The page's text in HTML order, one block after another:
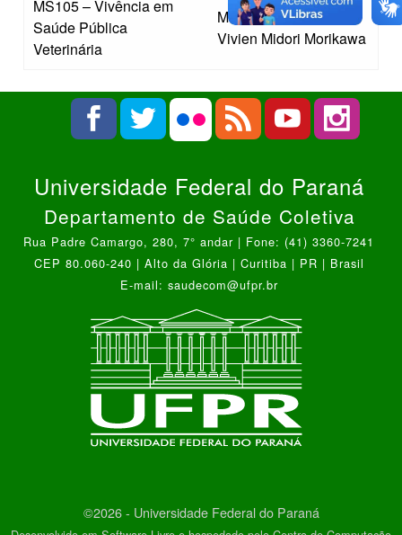
MS105 – Vivência em
Saúde Pública
Veterinária
Marcia Oliveira Lopes
Vivien Midori Morikawa
Universidade Federal do Paraná
Departamento de Saúde Coletiva
Rua Padre Camargo, 280, 7° andar | Fone: (41) 3360-7241
CEP 80.060-240 | Alto da Glória | Curitiba | PR | Brasil
E-mail: saudecom@ufpr.br
©2026 - Universidade Federal do Paraná